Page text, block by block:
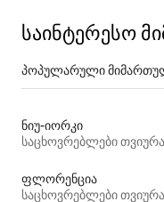
საინტერესო
პოპულარული
ნიუ-იორკი
საცხოვრებლები
ფლორენცია
საცხოვრებლები